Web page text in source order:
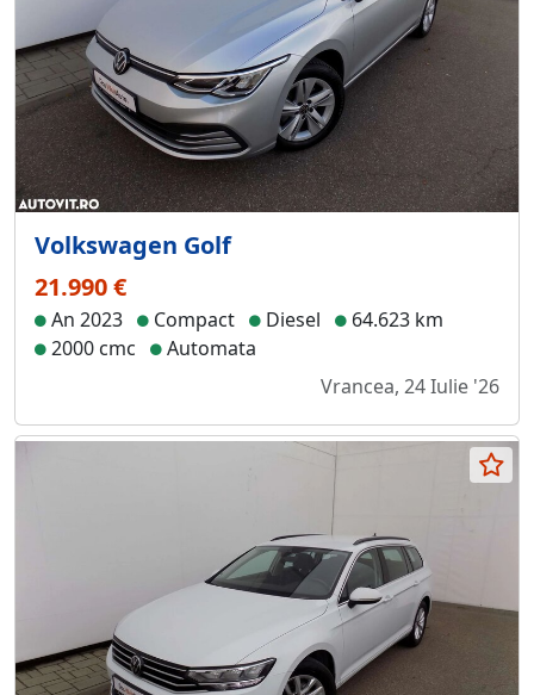
Volkswagen Golf
21.990 €
An 2023 Compact Diesel
64.623 km
2000 cmc
Automata
Vrancea, 24 Iulie '26